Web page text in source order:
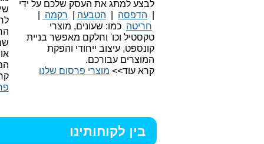
לבצע למתג את העסק שלכם על ידי
הדפסה הטבעה רקמה
חריטה כמו: שעונים, מוצרי
טקסטיל וכו' וחלקם מאפשר בניית
קונספט, עיצוב ייחודי והפקת
המוצרים עבורכם.
קרא עוד>> מוצרי פרסום שלנו
בין לקוחותינו